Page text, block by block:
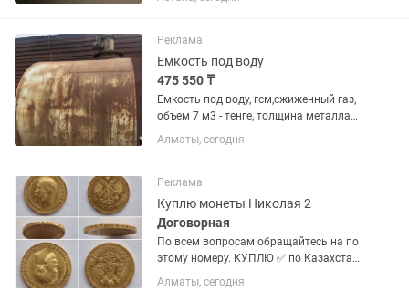
и контакты от реле. Приборы-КИП и их
генераторы, частотомеры советских...
Реклама
Емкость под воду
475 550 ₸
Емкость под воду, гсм,сжиженный газ,
объем 7 м3 - тенге, толщина металла
5мм. Изготовлена в ссср. Очень
качественная. Так же имеется емкость
металл 4-5 мм, 2 шт....
Алматы, сегодня
Реклама
Куплю монеты Николая 2
Договорная
По всем вопросам обращайтесь на по
этому номеру. КУПЛЮ ✅ по Казахстану
🇰🇿 - Статуэтки и Бюсты СССР и ранее
Алматы, сегодня